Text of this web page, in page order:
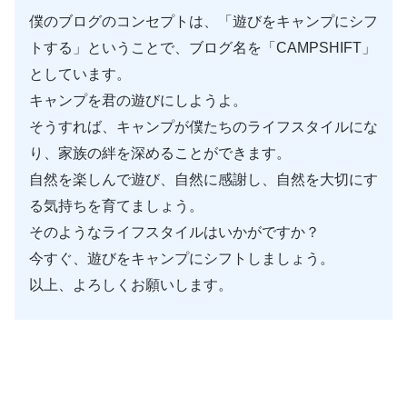
僕のブログのコンセプトは、「遊びをキャンプにシフ
トする」ということで、ブログ名を「CAMPSHIFT」
としています。
キャンプを君の遊びにしようよ。
そうすれば、キャンプが僕たちのライフスタイルにな
り、家族の絆を深めることができます。
自然を楽しんで遊び、自然に感謝し、自然を大切にす
る気持ちを育てましょう。
そのようなライフスタイルはいかがですか？
今すぐ、遊びをキャンプにシフトしましょう。
以上、よろしくお願いします。